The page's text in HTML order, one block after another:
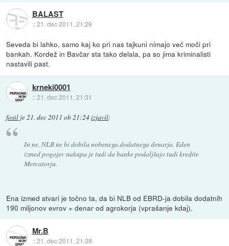
BALAST
::21. dec 2011, 21:29
Seveda bi lahko, samo kaj ko pri nas tajkuni nimajo več moči pri
bankah. Kordež in Bavčar sta tako delala, pa so jima kriminalisti
nastavili past.
krneki0001
::21. dec 2011, 21:31
fosil je21. dec 2011 ob 21:24izjavil:
In ne, NLB ne bi dobila nobenega dodatnega denarja. Eden
izmed pogojev nakupa je tudi da banke podaljšajo tudi kredite
Mercatorju.
Ena izmed stvari je točno ta, da bi NLB od EBRD-ja dobila dodatnih
190 miljonov evrov + denar od agrokorja (vprašanje kdaj).
Mr.B
::21. dec 2011, 21:38